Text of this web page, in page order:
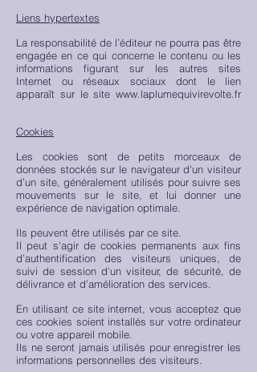
Liens hypertextes
La responsabilité de l’éditeur ne pourra pas être
engagée en ce qui concerne le contenu ou les
informations figurant sur les autres sites
Internet ou réseaux sociaux dont le lien
apparaît sur le site www.laplumequivirevolte.fr
Cookies
Les cookies sont de petits morceaux de
données stockés sur le navigateur d'un visiteur
d’un site, généralement utilisés pour suivre ses
mouvements sur le site, et lui donner une
expérience de navigation optimale.
Ils peuvent être utilisés par ce site.
Il peut s'agir de cookies permanents aux fins
d’authentification des visiteurs uniques, de
suivi de session d'un visiteur, de sécurité, de
délivrance et d’amélioration des services.
En utilisant ce site internet, vous acceptez que
ces cookies soient installés sur votre ordinateur
ou votre appareil mobile.
Ils ne seront jamais utilisés pour enregistrer les
informations personnelles des visiteurs.